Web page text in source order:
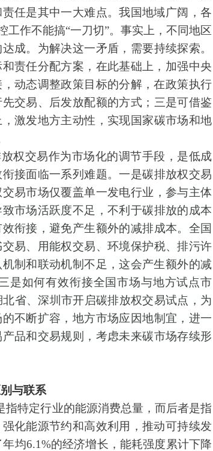
任是其中一大难点。我国地域广阔，各
作不能搞“一刀切”。事实上，不同地区
成。为解决这一矛盾，需要持续探索。
责任分配方案，在此基础上，加强中央
动态调整政策目标的分解，在政策执行
交易、后发放配额的方式；三是可借鉴
激发地方主动性，实现国家碳市场和地
权交易作为市场化的调节手段，是低成
接面临一系列难题。一是碳排放权交易
交易市场仅覆盖单一发电行业 ，参与主体
市场活跃度不足，不利于碳排放的成本
衔接，避免产生额外的减排成本。 全国
易、 用能权交易、环境保护税、排污许
制和联动机制不足，这会产生额外的减
是如何有效衔接全国市场与地方试点市
省、深圳市开启碳排放权交易试点，为
不断扩容，地方市场应因地制宜，进一
品和交易规则，考虑未来碳市场存续形
与联系
指特定行业的能源消费总量，而后者是指
化能源节约和高效利用，推动可持续发
均6.1%的经济增长，能耗强度累计下降